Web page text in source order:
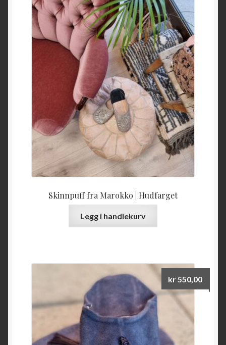
Skinnpuff fra Marokko | Hudfarget
Legg i handlekurv
kr 550,00